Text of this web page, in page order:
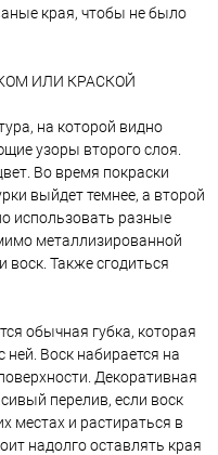
края, чтобы не было
ИЛИ КРАСКОЙ
на которой видно
узоры второго слоя.
Во время покраски
выйдет темнее, а второй
использовать разные
металлизированной
воск. Также сгодиться
обычная губка, которая
Воск набирается на
Декоративная
перелив, если воск
местах и растираться в
надолго оставлять края